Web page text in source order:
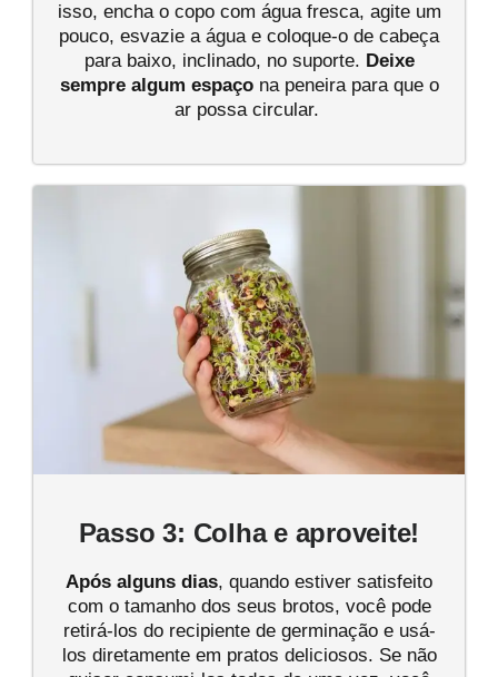
isso, encha o copo com água fresca, agite um
pouco, esvazie a água e coloque-o de cabeça
para baixo, inclinado, no suporte. Deixe
sempre algum espaçona peneira para que o
ar possa circular.
Passo 3: Colha e aproveite!
Após alguns dias, quando estiver satisfeito
com o tamanho dos seus brotos, você pode
retirá-los do recipiente de germinação e usá-
los diretamente em pratos deliciosos. Se não